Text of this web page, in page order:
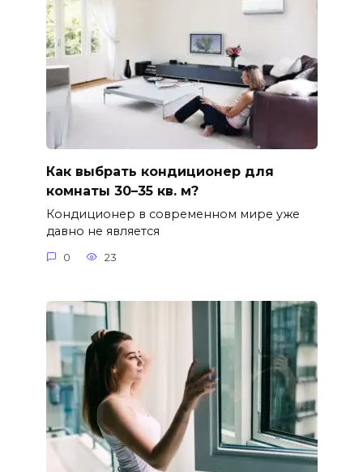
Как выбрать кондиционер для
комнаты 30–35 кв. м?
Кондиционер в современном мире уже
давно не является
0 23